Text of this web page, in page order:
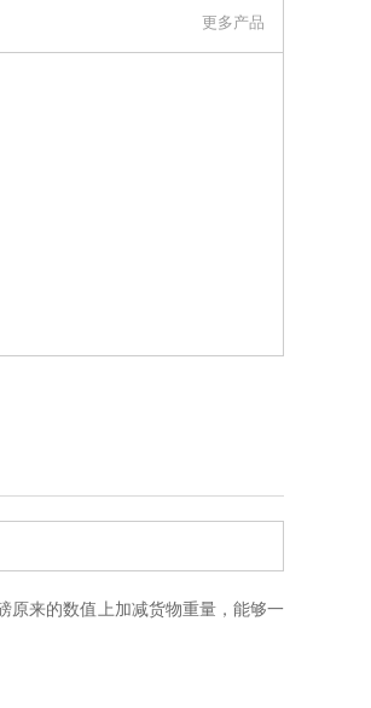
更多产品
原来的数值上加减货物重量，能够一